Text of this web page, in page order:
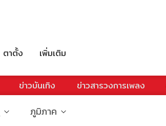
ตาตั้ง เพิ่มเติม
ข่าวบันเทิง ข่าวสารวงการเพลง
ภูมิภาค